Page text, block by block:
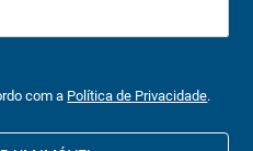
com a Política de Privacidade.